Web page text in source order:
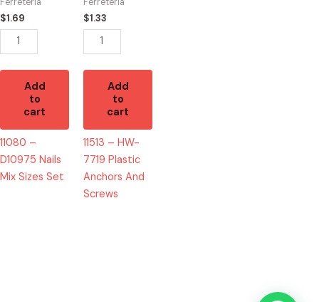
$1.69
Set
quantity
Add
to
cart
11080 –
D10975 Nails
Mix Sizes Set
$1.33
And
Screws
quantity
Add
to
cart
11513 – HW-
7719 Plastic
Anchors And
Screws